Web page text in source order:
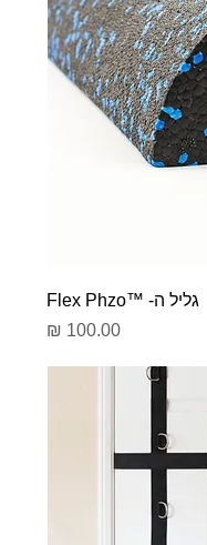
גליל ה- ™Flex Phzo
מחיר